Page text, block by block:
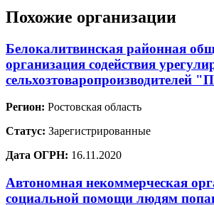
Похожие организации
Белокалитвинская районная
организация содействия
сельхозтоваропроизводителей
Регион: Ростовская область
Статус: Зарегистрированные
Дата ОГРН: 16.11.2020
Автономная некоммерческая
социальной помощи людям